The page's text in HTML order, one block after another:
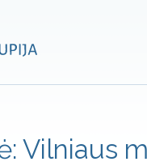
Vilniaus